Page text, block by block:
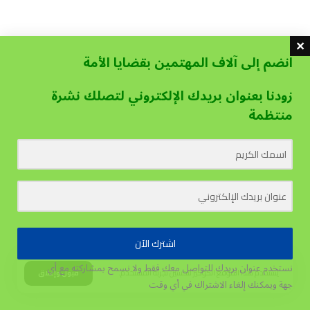
يستخدم هذا الموقع الكوكيز لتحسين تجربة المستخدم. قبول وإغلاق
انضم إلى آلاف المهتمين بقضايا الأمة
زودنا بعنوان بريدك الإلكتروني لتصلك نشرة
منتظمة
اشترك الآن
نستخدم عنوان بريدك للتواصل معك فقط ولا نسمح بمشاركته مع أي
جهةويمكنك إلغاء الاشتراك في أي وقت